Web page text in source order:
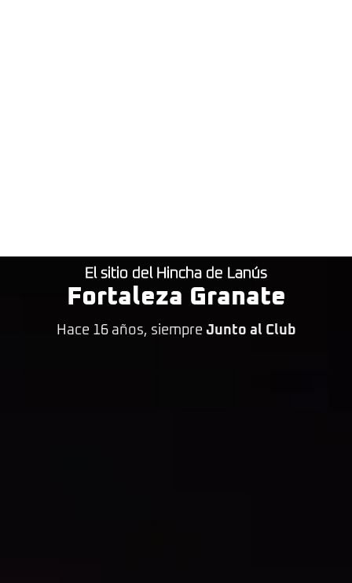
El sitio del Hincha de Lanús
Fortaleza Granate
Hace 16 años, siempre Junto al Club